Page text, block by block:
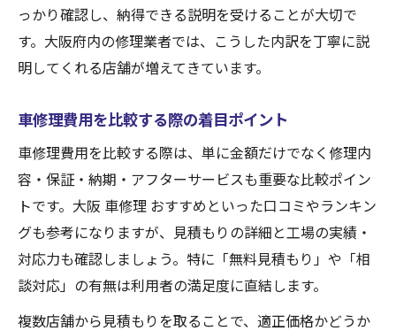
っかり確認し、納得できる説明を受けることが大切で
す。大阪府内の修理業者では、こうした内訳を丁寧に説
明してくれる店舗が増えてきています。
車修理費用を比較する際の着目ポイント
車修理費用を比較する際は、単に金額だけでなく修理内
容・保証・納期・アフターサービスも重要な比較ポイン
トです。大阪 車修理 おすすめといった口コミやランキン
グも参考になりますが、見積もりの詳細と工場の実績・
対応力も確認しましょう。特に「無料見積もり」や「相
談対応」の有無は利用者の満足度に直結します。
複数店舗から見積もりを取ることで、適正価格かどうか